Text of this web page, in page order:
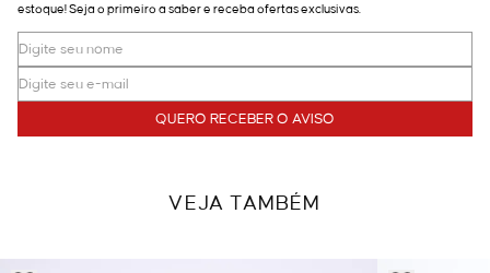
estoque! Seja o primeiro a saber e receba ofertas exclusivas.
QUERO RECEBER O AVISO
VEJA TAMBÉM